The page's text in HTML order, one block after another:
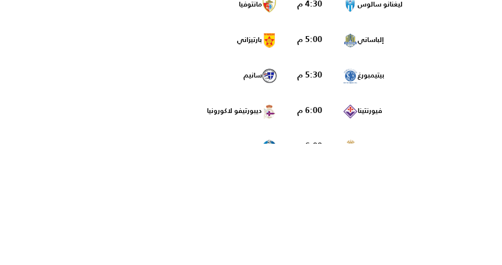
ليغنانو سالوس 4:30 م مانتوفيا
إلباساني 5:00 م بارتيزاني
بيتيمبورغ 5:30 م سانيم
فيورنتينا 6:00 م ديبورتيفو لاكورونيا
6:00 م